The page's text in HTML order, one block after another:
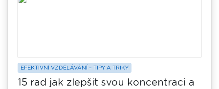
EFEKTIVNÍ VZDĚLÁVÁNÍ – TIPY A TRIKY
15 rad jak zlepšit svou koncentraci a